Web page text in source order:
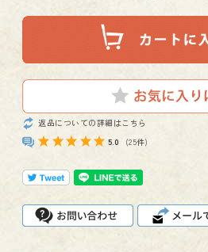
返品についての詳細はこちら
5.0
(25件)